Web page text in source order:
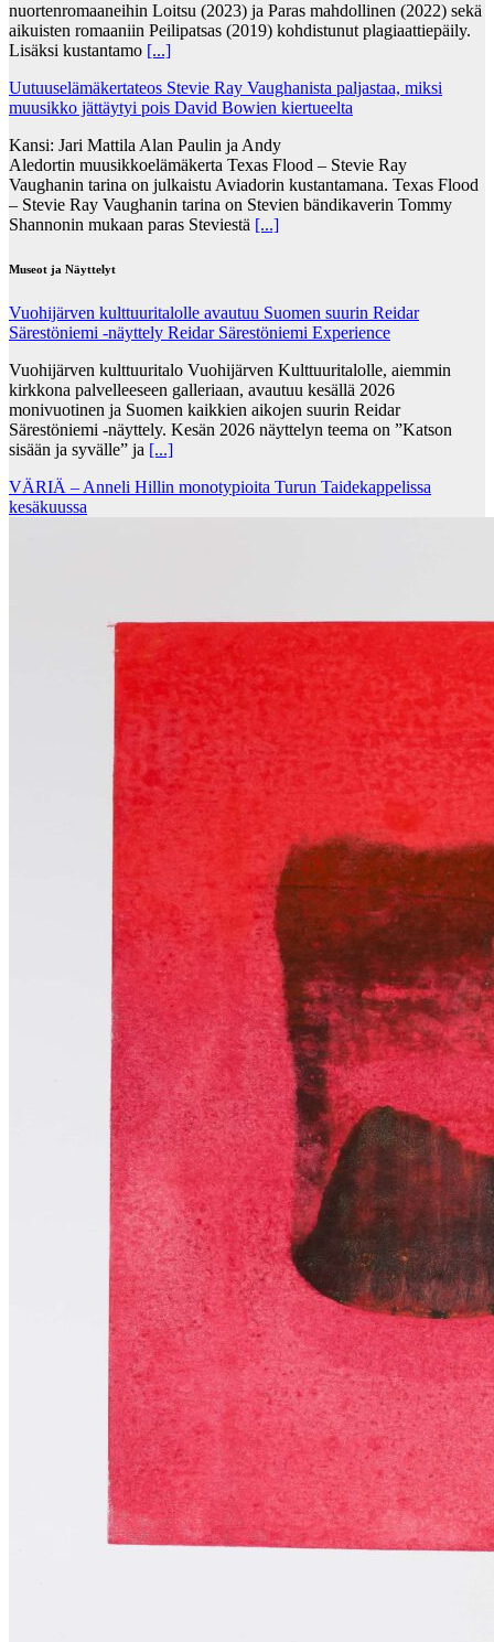
nuortenromaaneihin Loitsu (2023) ja Paras mahdollinen (2022) sekä
aikuisten romaaniin Peilipatsas (2019) kohdistunut plagiaattiepäily.
Lisäksi kustantamo [...]
Uutuuselämäkertateos Stevie Ray Vaughanista paljastaa, miksi
muusikko jättäytyi pois David Bowien kiertueelta
Kansi: Jari Mattila Alan Paulin ja Andy
Aledortin muusikkoelämäkerta Texas Flood – Stevie Ray
Vaughanin tarina on julkaistu Aviadorin kustantamana. Texas Flood
– Stevie Ray Vaughanin tarina on Stevien bändikaverin Tommy
Shannonin mukaan paras Steviestä [...]
Museot ja Näyttelyt
Vuohijärven kulttuuritalolle avautuu Suomen suurin Reidar
Särestöniemi -näyttely Reidar Särestöniemi Experience
Vuohijärven kulttuuritalo Vuohijärven Kulttuuritalolle, aiemmin
kirkkona palvelleeseen galleriaan, avautuu kesällä 2026
monivuotinen ja Suomen kaikkien aikojen suurin Reidar
Särestöniemi -näyttely. Kesän 2026 näyttelyn teema on ”Katson
sisään ja syvälle” ja [...]
VÄRIÄ – Anneli Hillin monotypioita Turun Taidekappelissa
kesäkuussa